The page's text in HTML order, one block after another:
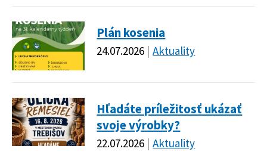
Plán kosenia
24.07.2026 Aktuality
Hľadáte príležitosť ukázať
svoje výrobky?
22.07.2026 Aktuality